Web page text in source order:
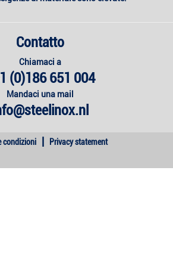
Contatto
Chiamaci a
(0)186 651 004
Mandaci una mail
condizioni | Privacy statement